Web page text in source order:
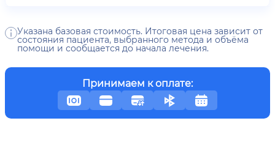
Указана базовая стоимость. Итоговая цена зависит от
состояния пациента, выбранного метода и объёма
помощи и сообщается до начала лечения.
Принимаем к оплате: